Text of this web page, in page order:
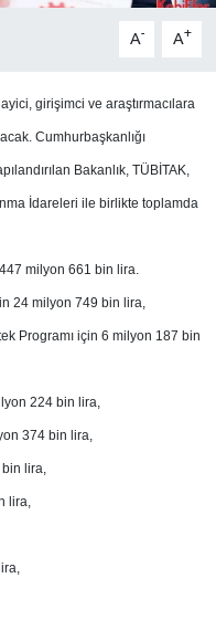
A- A+
girişimci ve araştırmacılara
Cumhurbaşkanlığı
Bakanlık, TÜBİTAK,
İdareleri ile birlikte toplamda
milyon 661 bin lira.
24 milyon 749 bin lira,
Programı için 6 milyon 187 bin
224 bin lira,
374 bin lira,
lira,
lira,